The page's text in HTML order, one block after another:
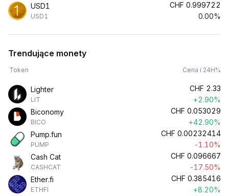
USD1
USD1
CHF 0.999722
0.00%
Trendujące monety
Token Cena i 24H%
Lighter
LIT
CHF 2.33
+2.90%
Biconomy
BICO
CHF 0.053029
+42.90%
Pump.fun
PUMP
CHF 0.00232414
-1.10%
Cash Cat
CASHCAT
CHF 0.096667
-17.50%
Ether.fi
ETHFI
CHF 0.385416
+8.20%